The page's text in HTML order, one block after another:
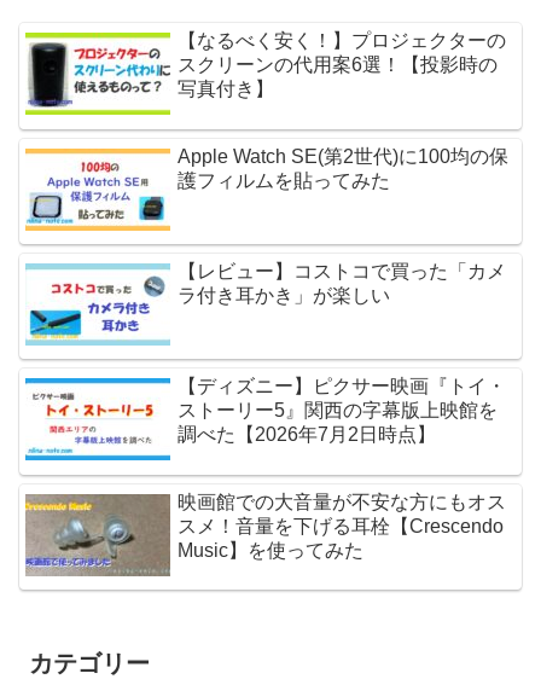
【なるべく安く！】プロジェクターの
スクリーンの代用案6選！【投影時の
写真付き】
Apple Watch SE(第2世代)に100均の保
護フィルムを貼ってみた
【レビュー】コストコで買った「カメ
ラ付き耳かき」が楽しい
【ディズニー】ピクサー映画『トイ・
ストーリー5』関西の字幕版上映館を
調べた【2026年7月2日時点】
映画館での大音量が不安な方にもオス
スメ！音量を下げる耳栓【Crescendo
Music】を使ってみた
カテゴリー